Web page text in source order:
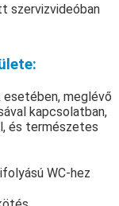
szervizvideóban
meglévő
kapcsolatban,
és természetes
WC-hez